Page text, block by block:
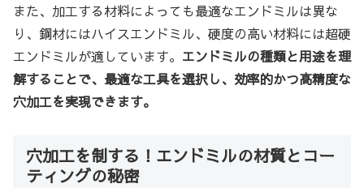
また、加工する材料によっても最適なエンドミルは異な
り、鋼材にはハイスエンドミル、硬度の高い材料には超硬
エンドミルが適しています。 エンドミルの種類と用途を理
解することで、最適な工具を選択し、効率的かつ高精度な
穴加工を実現できます。
穴加工を制する！エンドミルの材質とコー
ティングの秘密